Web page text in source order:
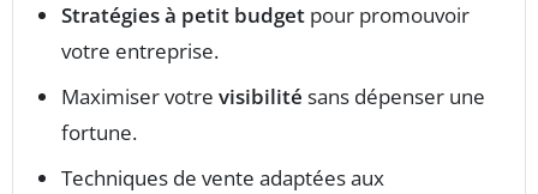
Stratégies à petit budget pour promouvoir
votre entreprise.
Maximiser votre visibilité sans dépenser une
fortune.
Techniques de vente adaptées aux